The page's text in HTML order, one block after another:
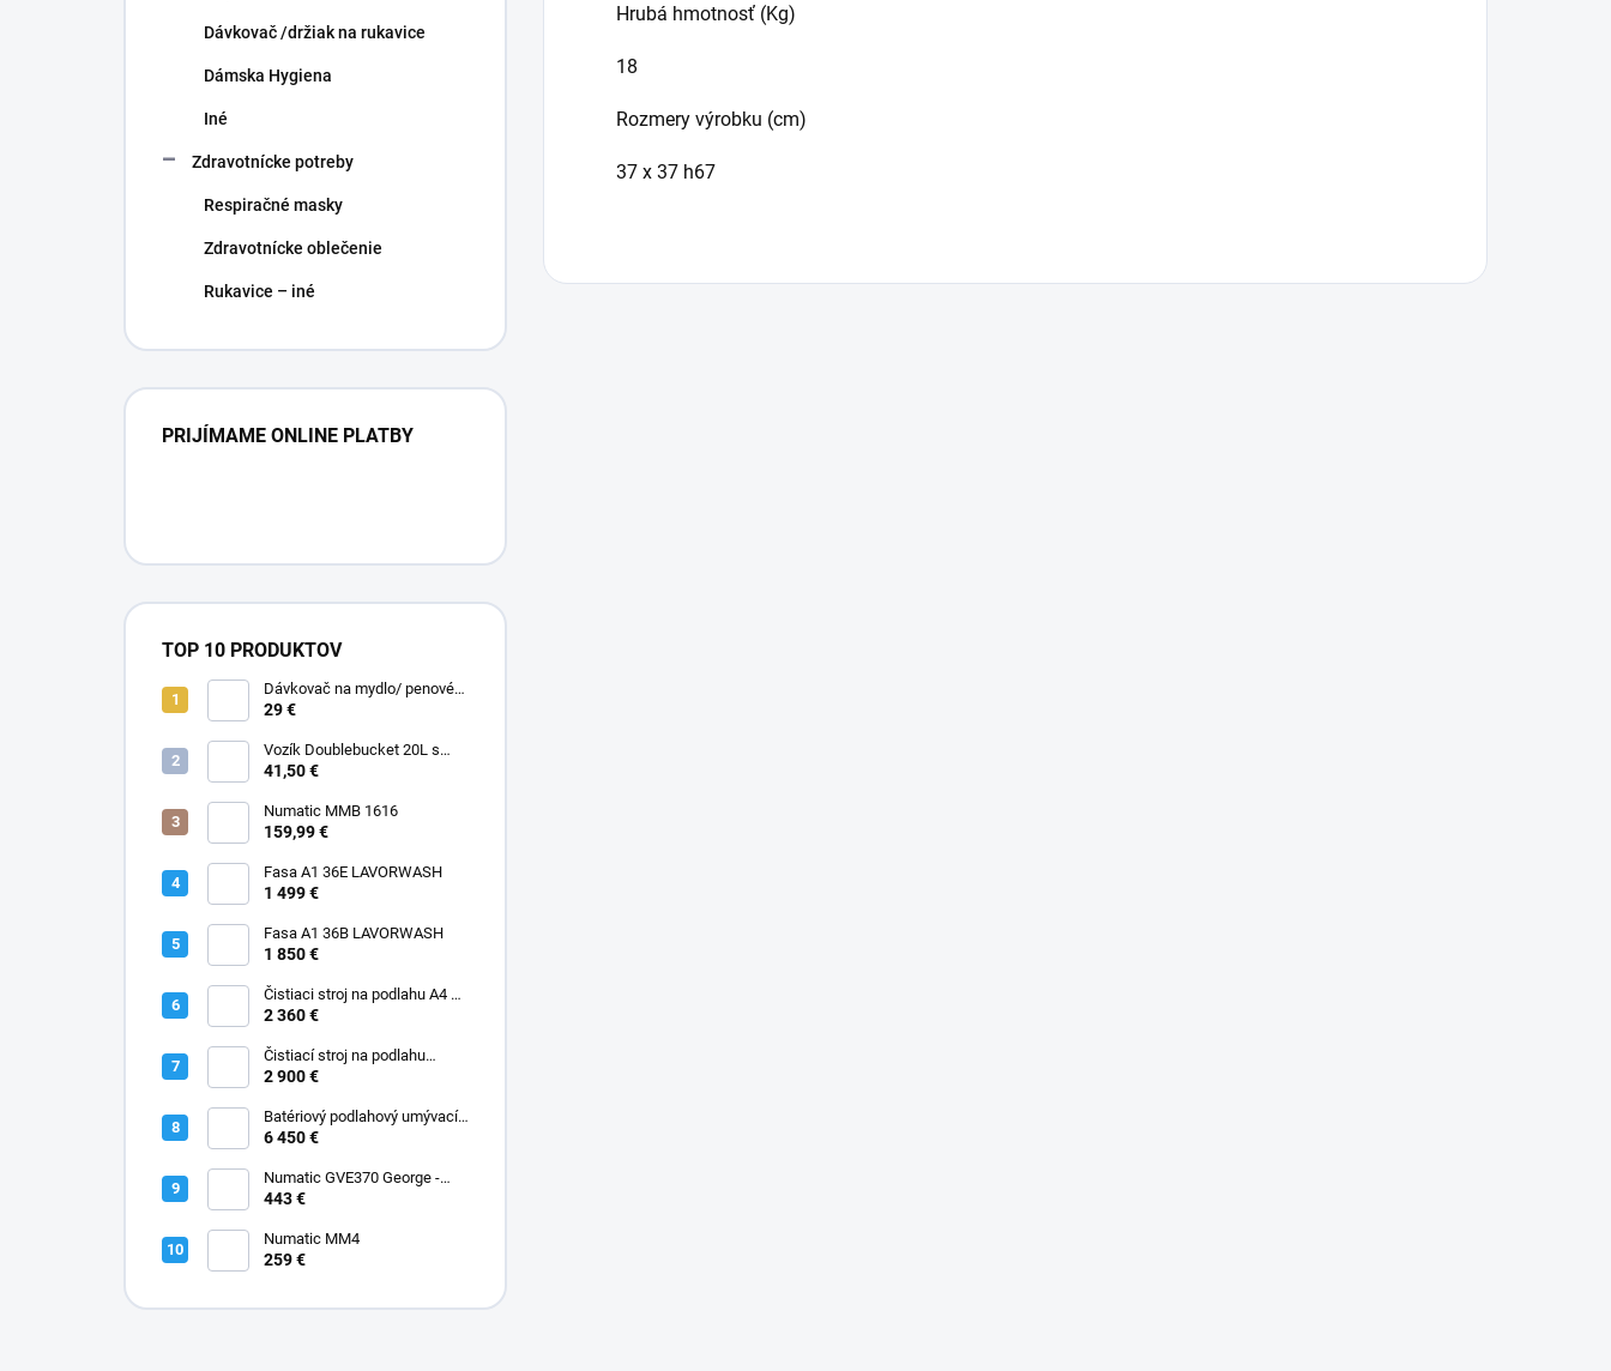
Dávkovač /držiak na rukavice
Dámska Hygiena
Iné
Zdravotnícke potreby
Respiračné masky
Zdravotnícke oblečenie
Rukavice – iné
PRIJÍMAME ONLINE PLATBY
TOP 10 PRODUKTOV
Dávkovač na mydlo/ penové
mydlo / gél
29 €
Vozík Doublebucket 20L s
horizontálnym lisom
41,50 €
Numatic MMB 1616
159,99 €
Fasa A1 36E LAVORWASH
1 499 €
Fasa A1 36B LAVORWASH
1 850 €
Čistiaci stroj na podlahu A4 45
B Fasa
2 360 €
Čistiací stroj na podlahu
batériový A5 EVO 50 B Fasa
2 900 €
Batériový podlahový umývací
stroj A12 Rider Fasa
6 450 €
Numatic GVE370 George -
Kobercový extraktor s
443 €
Numatic MM4
259 €
Hrubá hmotnosť (Kg)
18
Rozmery výrobku (cm)
37 x 37 h67